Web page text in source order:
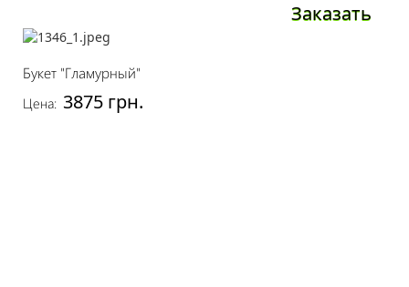
Заказать
Букет "Гламурный"
Цена: 3875 грн.